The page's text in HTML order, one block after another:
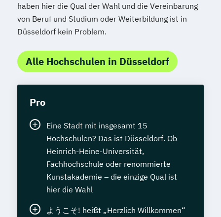
haben hier die Qual der Wahl und die Vereinbarung
von Beruf und Studium oder Weiterbildung ist in
Düsseldorf kein Problem.
Alle Hochschulen in Düsseldorf
Pro
Eine Stadt mit insgesamt 15
Hochschulen? Das ist Düsseldorf. Ob
Heinrich-Heine-Universität,
Fachhochschule oder renommierte
Kunstakademie – die einzige Qual ist
hier die Wahl
ようこそ! heißt „Herzlich Willkommen“